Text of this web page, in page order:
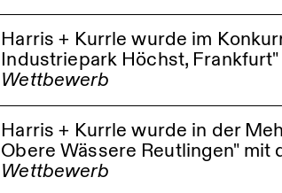
Harris + Kurrle wurde im
Industriepark Höchst,
Wettbewerb
Harris + Kurrle wurde in der
Obere Wässere Reutlingen" mit
Wettbewerb